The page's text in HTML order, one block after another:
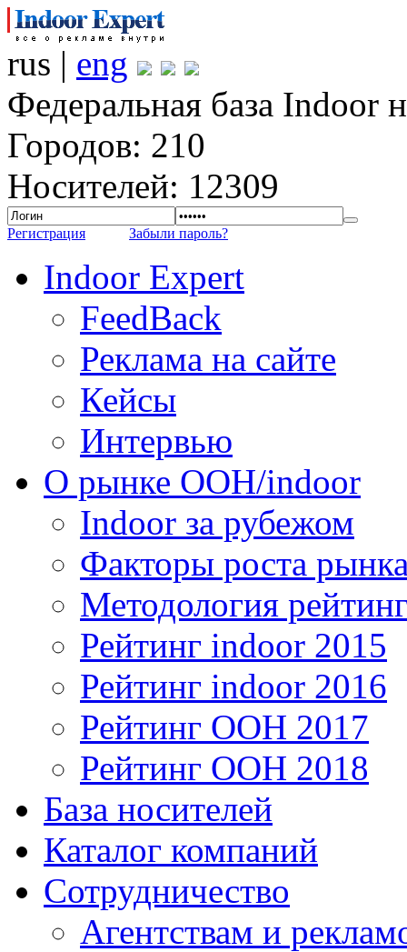
rus | eng
Федеральная база Indoor
Городов: 210
Носителей: 12309
Регистрация Забыли пароль?
Indoor Expert
FeedBack
Реклама на сайте
Кейсы
Интервью
О рынке OOH/indoor
Indoor за рубежом
Факторы роста
Методология
Рейтинг indoor 2015
Рейтинг indoor 2016
Рейтинг OOH 2017
Рейтинг OOH 2018
База носителей
Каталог компаний
Сотрудничество
Агентствам и